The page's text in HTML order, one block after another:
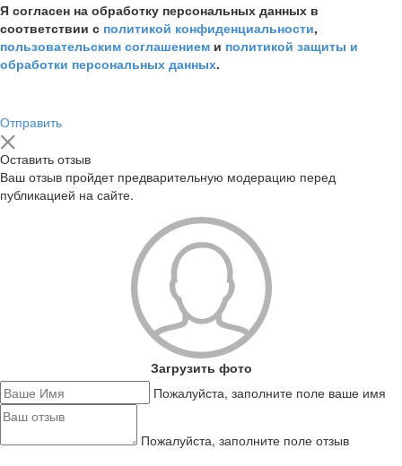
Я согласен на обработку персональных данных в
соответствии с политикой конфиденциальности,
пользовательским соглашением и политикой защиты и
обработки персональных данных.
Отправить
Оставить отзыв
Ваш отзыв пройдет предварительную модерацию перед
публикацией на сайте.
Загрузить фото
Пожалуйста, заполните поле ваше имя
Пожалуйста, заполните поле отзыв